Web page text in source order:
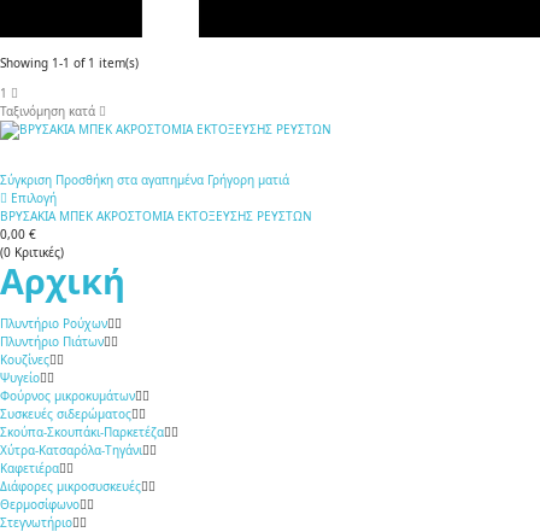
Showing 1-1 of 1 item(s)
1
Ταξινόμηση κατά
Σύγκριση Προσθήκη στα αγαπημένα Γρήγορη ματιά
Επιλογή
ΒΡΥΣΑΚΙΑ ΜΠΕΚ ΑΚΡΟΣΤΟΜΙΑ ΕΚΤΟΞΕΥΣΗΣ ΡΕΥΣΤΩΝ
0,00 €
(0 Κριτικές)
Αρχική
Πλυντήριο Ρούχων
Πλυντήριο Πιάτων
Κουζίνες
Ψυγείο
Φούρνος μικροκυμάτων
Συσκευές σιδερώματος
Σκούπα-Σκουπάκι-Παρκετέζα
Χύτρα-Κατσαρόλα-Τηγάνι
Καφετιέρα
Διάφορες μικροσυσκευές
Θερμοσίφωνο
Στεγνωτήριο